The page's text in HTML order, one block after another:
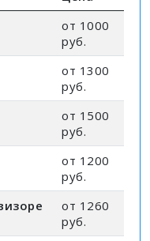
от 1000
руб.
от 1300
руб.
от 1500
руб.
от 1200
руб.
от 1260
руб.